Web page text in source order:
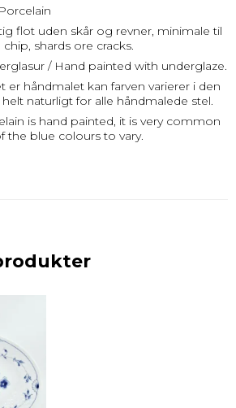
flot uden skår og revner, minimale til
shards ore cracks.
/ Hand painted with underglaze.
er håndmalet kan farven varierer i den
naturligt for alle håndmalede stel.
is hand painted, it is very common
the blue colours to vary.